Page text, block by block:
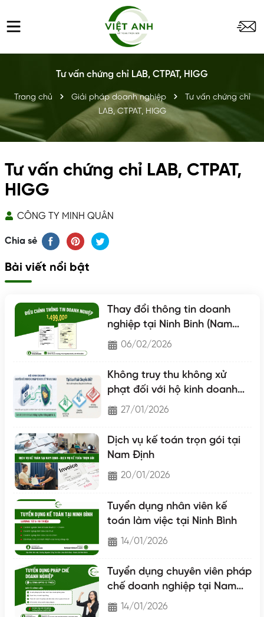
Tư vấn chứng chỉ LAB, CTPAT, HIGG
Trang chủ Giải pháp doanh nghiệp
Tư vấn chứng chỉ
LAB, CTPAT, HIGG
Tư vấn chứng chỉ LAB, CTPAT,
HIGG
CÔNG TY MINH QUÂN
Chia sẻ
Bài viết nổi bật
Thay đổi thông tin doanh
nghiệp tại Ninh Binh (Nam
Định - Hà Nam - Ninh Binh)
06/02/2026
Không truy thu không xử
phạt đối với hộ kinh doanh
chuyển lên hộ khoán
27/01/2026
Dịch vụ kế toán trọn gói tại
Nam Định
20/01/2026
Tuyển dụng nhân viên kế
toán làm việc tại Ninh Bình
14/01/2026
Tuyển dụng chuyên viên pháp
chế doanh nghiệp tại Nam
Định14/01/2026